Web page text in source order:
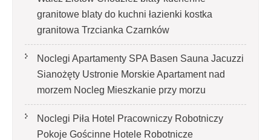
granitowe blaty do kuchni łazienki kostka
granitowa Trzcianka Czarnków
Noclegi Apartamenty SPA Basen Sauna Jacuzzi
Sianożęty Ustronie Morskie Apartament nad
morzem Nocleg Mieszkanie przy morzu
Noclegi Piła Hotel Pracowniczy Robotniczy
Pokoje Gościnne Hotele Robotnicze